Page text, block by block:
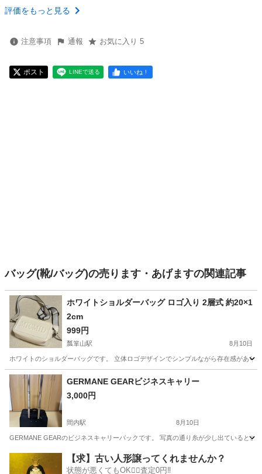
評価をもっと見る
注意事項 通報 お気に入り 5
ポスト LINEで送る いいね！
バッグ(靴/バッグ)の売ります・あげますの関連記事
ホワイトショルダーバッグ ロゴ入り 2層式 約20×1
2cm
999円
瓢箪山駅 8月10日
ホワイトのショルダーバッグです。 立体ロゴデザインでシンプルながら存在感があ
愛知 名古屋市 ホワイト
GERMANE GEARビジネスキャリー
3,000円
間内駅 8月10日
GERMANE GEARのビジネスキャリーバックです。 写真の通り糸が少し出ているとこ
間内駅 バッグ
【求】古い人形譲ってくれませんか？
状態が悪くてもOK🙆‍♀️査定0円‼️